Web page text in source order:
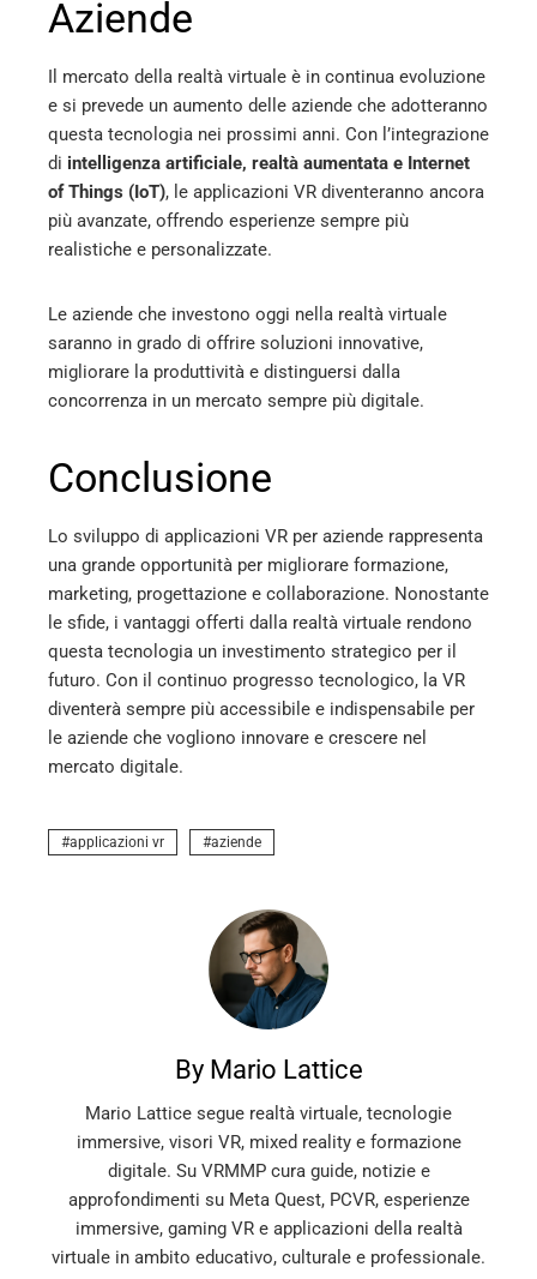
Aziende
Il mercato della realtà virtuale è in continua evoluzione
e si prevede un aumento delle aziende che adotteranno
questa tecnologia nei prossimi anni. Con l’integrazione
di intelligenza artificiale, realtà aumentata e Internet
of Things (IoT), le applicazioni VR diventeranno ancora
più avanzate, offrendo esperienze sempre più
realistiche e personalizzate.
Le aziende che investono oggi nella realtà virtuale
saranno in grado di offrire soluzioni innovative,
migliorare la produttività e distinguersi dalla
concorrenza in un mercato sempre più digitale.
Conclusione
Lo sviluppo di applicazioni VR per aziende rappresenta
una grande opportunità per migliorare formazione,
marketing, progettazione e collaborazione. Nonostante
le sfide, i vantaggi offerti dalla realtà virtuale rendono
questa tecnologia un investimento strategico per il
futuro. Con il continuo progresso tecnologico, la VR
diventerà sempre più accessibile e indispensabile per
le aziende che vogliono innovare e crescere nel
mercato digitale.
applicazioni vr aziende
By Mario Lattice
Mario Lattice segue realtà virtuale, tecnologie
immersive, visori VR, mixed reality e formazione
digitale. Su VRMMP cura guide, notizie e
approfondimenti su Meta Quest, PCVR, esperienze
immersive, gaming VR e applicazioni della realtà
virtuale in ambito educativo, culturale e professionale.